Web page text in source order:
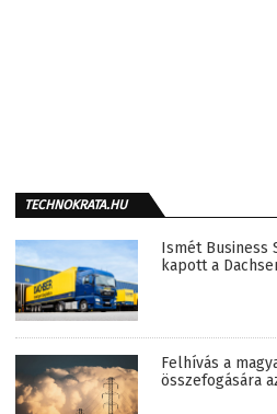
TECHNOKRATA.HU
Ismét Business
kapott a
Felhívás a
összefogására